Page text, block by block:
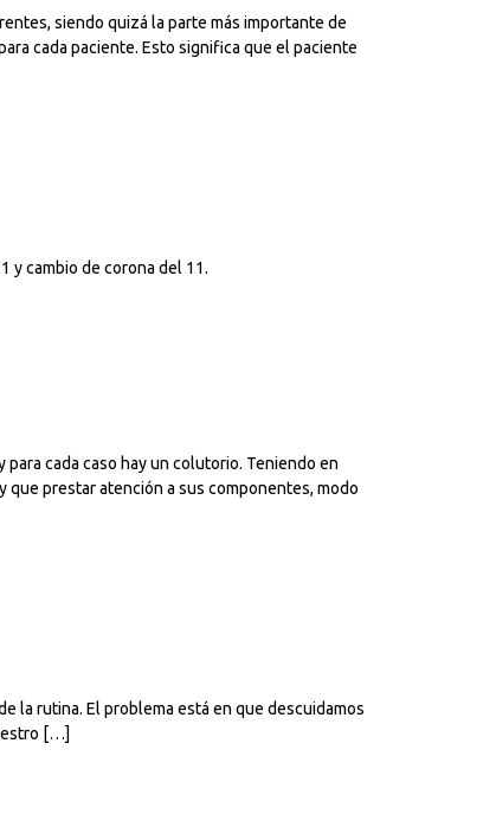
siendo quizá la parte más importante de
cada paciente. Esto significa que el paciente
y cambio de corona del 11.
cada caso hay un colutorio. Teniendo en
prestar atención a sus componentes, modo
la rutina. El problema está en que descuidamos
[…]